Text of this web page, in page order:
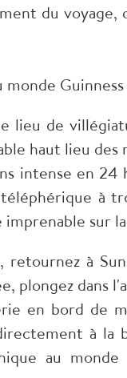
du
lieu de
haut lieu des
intense en 24
à
sur
retournez à
plongez dans
en bord de
à
au